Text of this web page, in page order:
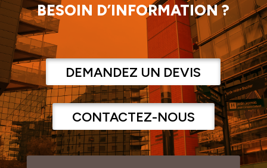
BESOIN D’INFORMATION ?
DEMANDEZ UN DEVIS
CONTACTEZ-NOUS